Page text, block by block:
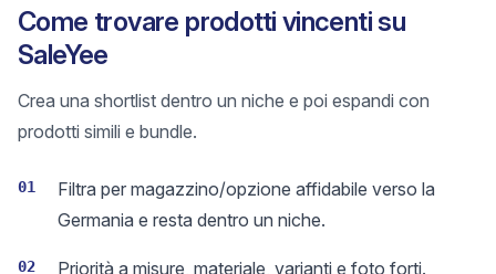
Come trovare prodotti vincenti su
SaleYee
Crea una shortlist dentro un niche e poi espandi con
prodotti simili e bundle.
01
Filtra per magazzino/opzione affidabile verso la
Germania e resta dentro un niche.
02 Priorità a misure, materiale, varianti e foto forti.